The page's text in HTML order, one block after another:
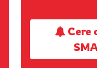
Cere